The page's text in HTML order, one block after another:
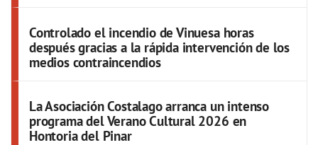
Controlado el incendio de Vinuesa horas
después gracias a la rápida intervención de los
medios contraincendios
La Asociación Costalago arranca un intenso
programa del Verano Cultural 2026 en
Hontoria del Pinar